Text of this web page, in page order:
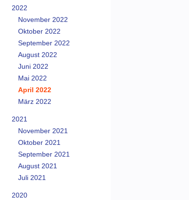
2022
November 2022
Oktober 2022
September 2022
August 2022
Juni 2022
Mai 2022
April 2022
März 2022
2021
November 2021
Oktober 2021
September 2021
August 2021
Juli 2021
2020